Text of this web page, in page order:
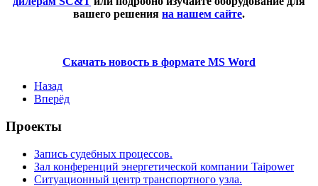
вашего решения на нашем сайте.
Скачать новость в формате MS Word
Назад
Вперёд
Проекты
Запись судебных процессов.
Зал конференций энергетической компании Taipower
Ситуационный центр транспортного узла.